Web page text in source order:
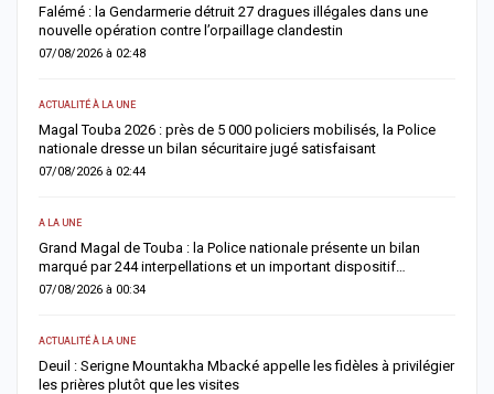
Falémé : la Gendarmerie détruit 27 dragues illégales dans une
nouvelle opération contre l’orpaillage clandestin
07/08/2026 à 02:48
ACTUALITÉ À LA UNE
Magal Touba 2026 : près de 5 000 policiers mobilisés, la Police
nationale dresse un bilan sécuritaire jugé satisfaisant
07/08/2026 à 02:44
A LA UNE
Grand Magal de Touba : la Police nationale présente un bilan
marqué par 244 interpellations et un important dispositif…
07/08/2026 à 00:34
ACTUALITÉ À LA UNE
Deuil : Serigne Mountakha Mbacké appelle les fidèles à privilégier
les prières plutôt que les visites